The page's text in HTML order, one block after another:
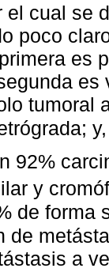
el cual se
poco
es
tumoral
92%
y
de forma
de
a